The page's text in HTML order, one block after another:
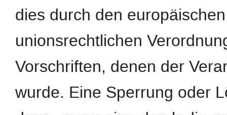
dies durch den
unionsrechtlichen
Vorschriften, denen der
wurde. Eine Sperrung oder